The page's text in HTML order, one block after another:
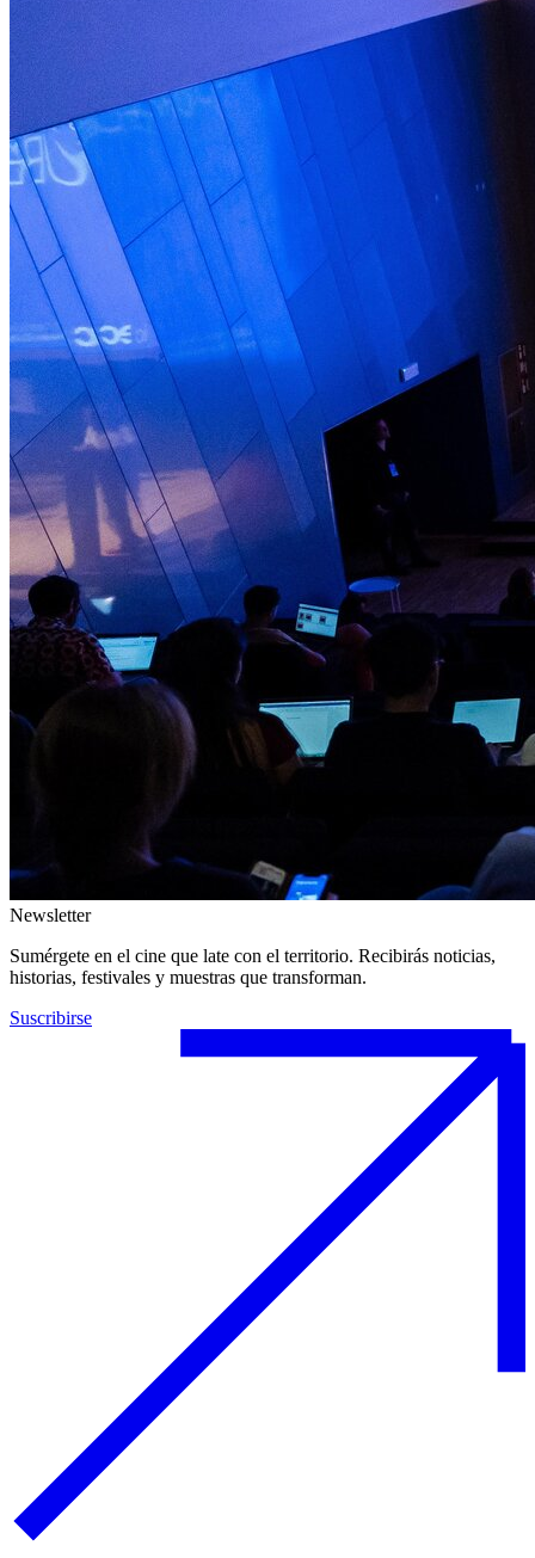
Newsletter
Sumérgete en el cine que late con el territorio. Recibirás noticias,
historias, festivales y muestras que transforman.
Suscribirse